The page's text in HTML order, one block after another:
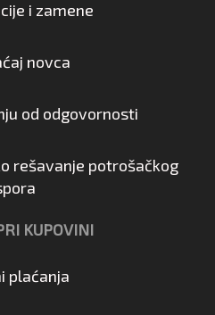
i zamene
novca
od odgovornosti
rešavanje potrošačkog
KUPOVINI
plaćanja